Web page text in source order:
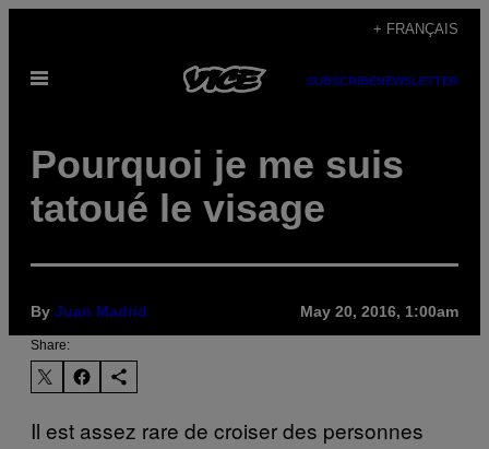
content
+ FRANÇAIS
Open
SUBSCRIBENEWSLETTER
Pourquoi je me suis
tatoué le visage
By Juan Madrid May 20, 2016, 1:00am
Share:
Il est assez rare de croiser des personnes